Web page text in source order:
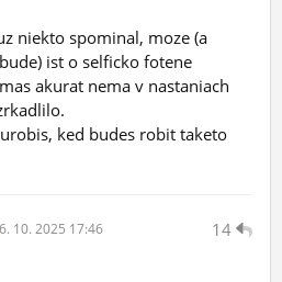
niekto spominal, moze (a
ist o selficko fotene
akurat nema v nastaniach
ked budes robit taketo
14
10. 2025 17:46